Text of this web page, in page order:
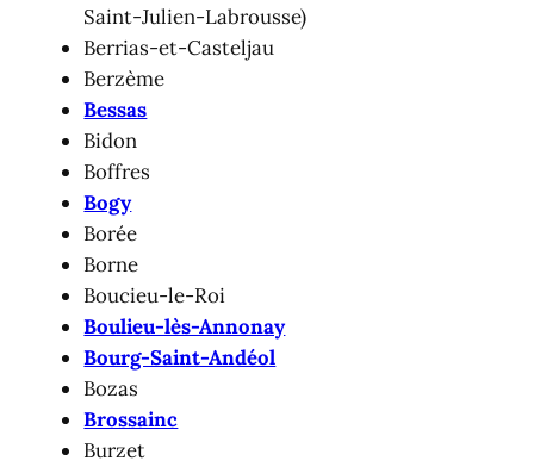
Saint-Julien-Labrousse)
Berrias-et-Casteljau
Berzème
Bessas
Bidon
Boffres
Bogy
Borée
Borne
Boucieu-le-Roi
Boulieu-lès-Annonay
Bourg-Saint-Andéol
Bozas
Brossainc
Burzet